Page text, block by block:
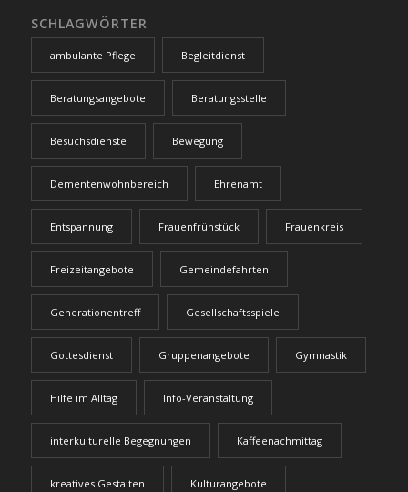
SCHLAGWÖRTER
ambulante Pflege Begleitdienst
Beratungsangebote Beratungsstelle
Besuchsdienste Bewegung
Dementenwohnbereich Ehrenamt
Entspannung Frauenfrühstück Frauenkreis
Freizeitangebote Gemeindefahrten
Generationentreff Gesellschaftsspiele
Gottesdienst Gruppenangebote Gymnastik
Hilfe im Alltag Info-Veranstaltung
interkulturelle Begegnungen Kaffeenachmittag
kreatives Gestalten Kulturangebote